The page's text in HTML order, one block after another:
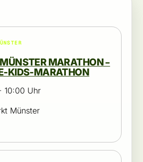
MARATHON –
KIDS-MARATHON
10:00 Uhr
Münster